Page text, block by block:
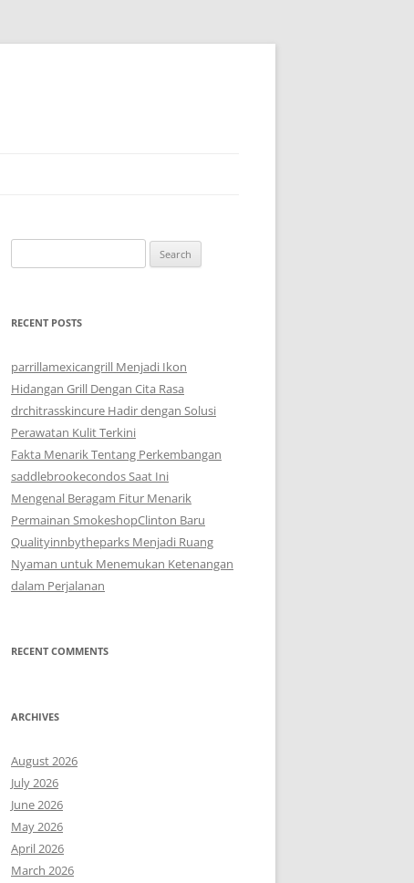
for:
RECENT POSTS
parrillamexicangrill Menjadi Ikon
Hidangan Grill Dengan Cita Rasa
drchitrasskincure Hadir dengan Solusi
Perawatan Kulit Terkini
Fakta Menarik Tentang Perkembangan
saddlebrookecondos Saat Ini
Mengenal Beragam Fitur Menarik
Permainan SmokeshopClinton Baru
Qualityinnbytheparks Menjadi Ruang
Nyaman untuk Menemukan Ketenangan
dalam Perjalanan
RECENT COMMENTS
ARCHIVES
August 2026
July 2026
June 2026
May 2026
April 2026
March 2026